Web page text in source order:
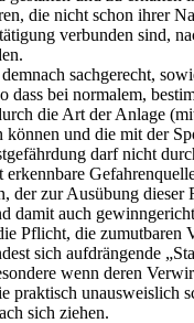
die nicht schon ihrer
verbunden sind,
sachgerecht,
dass bei normalem,
die Art der Anlage
können und die mit der
darf nicht
erkennbare
der zur Ausübung dieser
damit auch
Pflicht, die zumutbaren
sich aufdrängende
wenn deren
praktisch unausweislich
sich ziehen.